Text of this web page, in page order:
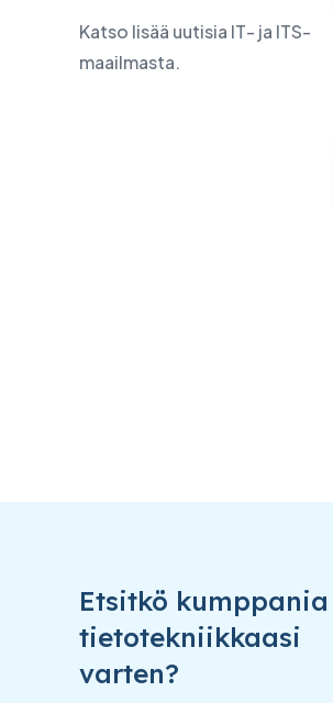
Katso lisää uutisia IT- ja ITS-
maailmasta.
Etsitkö kumppania
tietotekniikkaasi
varten?